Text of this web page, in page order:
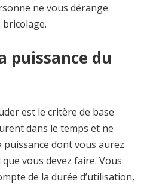
ne vous dérange
puissance du
est le critère de base
dans le temps et ne
dont vous aurez
vous devez faire. Vous
de la durée d’utilisation,